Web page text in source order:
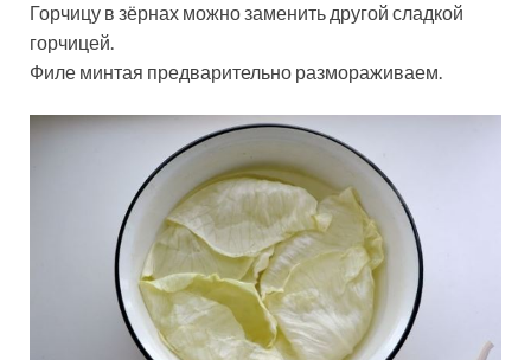
Горчицу в зёрнах можно заменить другой сладкой
горчицей.
Филе минтая предварительно размораживаем.